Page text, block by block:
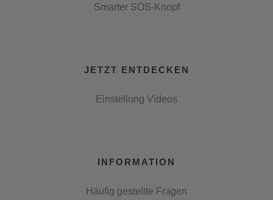
Smarter SOS-Knopf
JETZT ENTDECKEN
Einstellung Videos
INFORMATION
Häufig gestellte Fragen